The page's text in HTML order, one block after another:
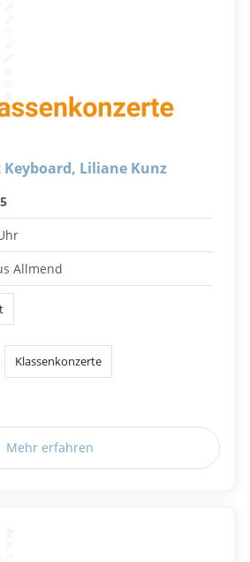
Liliane Kunz
Allmend
Klassenkonzerte
Mehr erfahren